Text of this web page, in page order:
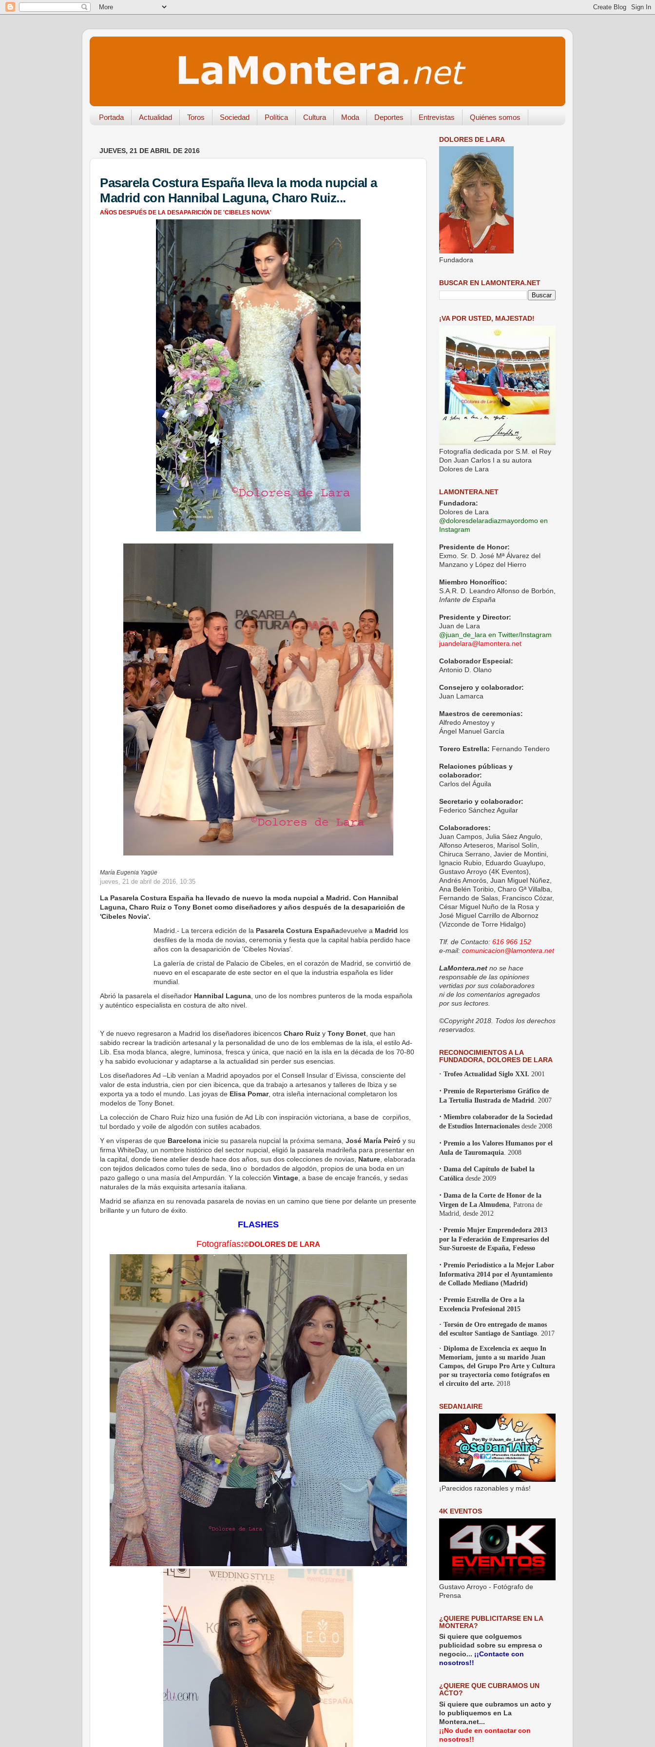
Portada Actualidad Toros Sociedad Política Cultura Moda Deportes Entrevistas Quiénes somos
JUEVES, 21 DE ABRIL DE 2016
Pasarela Costura España lleva la moda nupcial a
Madrid con Hannibal Laguna, Charo Ruiz...
AÑOS DESPUÉS DE LA DESAPARICIÓN DE 'CIBELES NOVIA'
María Eugenia Yagüe
jueves, 21 de abril de 2016, 10:35
La Pasarela Costura España ha llevado de nuevo la moda nupcial a Madrid. Con Hannibal
Laguna, Charo Ruiz o Tony Bonet como diseñadores y años después de la desaparición de
'Cibeles Novia'.
Madrid.- La tercera edición de la Pasarela Costura Españadevuelve a Madrid los
desfiles de la moda de novias, ceremonia y fiesta que la capital había perdido hace
años con la desaparición de 'Cibeles Novias'.
La galería de cristal de Palacio de Cibeles, en el corazón de Madrid, se convirtió de
nuevo en el escaparate de este sector en el que la industria española es líder
mundial.
Abrió la pasarela el diseñador Hannibal Laguna , uno de los nombres punteros de la moda española
y auténtico especialista en costura de alto nivel.
Y de nuevo regresaron a Madrid los diseñadores ibicencos Charo Ruiz y Tony Bonet , que han
sabido recrear la tradición artesanal y la personalidad de uno de los emblemas de la isla, el estilo Ad-
Lib. Esa moda blanca, alegre, luminosa, fresca y única, que nació en la isla en la década de los 70-80
y ha sabido evolucionar y adaptarse a la actualidad sin perder sus esencias.
Los diseñadores Ad –Lib venían a Madrid apoyados por el Consell Insular d´Eivissa, consciente del
valor de esta industria, cien por cien ibicenca, que da trabajo a artesanos y talleres de Ibiza y se
exporta ya a todo el mundo. Las joyas de Elisa Pomar, otra isleña internacional completaron los
modelos de Tony Bonet.
La colección de Charo Ruiz hizo una fusión de Ad Lib con inspiración victoriana, a base de corpiños,
tul bordado y voile de algodón con sutiles acabados.
Y en vísperas de que Barcelona inicie su pasarela nupcial la próxima semana, José María Peiró y su
firma WhiteDay, un nombre histórico del sector nupcial, eligió la pasarela madrileña para presentar en
la capital, donde tiene atelier desde hace dos años, sus dos colecciones de novias, Nature , elaborada
con tejidos delicados como tules de seda, lino o bordados de algodón, propios de una boda en un
pazo gallego o una masía del Ampurdán. Y la colección Vintage , a base de encaje francés, y sedas
naturales de la más exquisita artesanía italiana.
Madrid se afianza en su renovada pasarela de novias en un camino que tiene por delante un presente
brillante y un futuro de éxito.
FLASHES
Fotografías:©DOLORES DE LARA
DOLORES DE LARA
Fundadora
BUSCAR EN LAMONTERA.NET
¡VA POR USTED, MAJESTAD!
Fotografía dedicada por S.M. el Rey
Don Juan Carlos I a su autora
Dolores de Lara
LAMONTERA.NET
Fundadora:
Dolores de Lara
@doloresdelaradiazmayordomo en
Instagram
Presidente de Honor:
Exmo. Sr. D. José Mª Álvarez del
Manzano y López del Hierro
Miembro Honorífico:
S.A.R. D. Leandro Alfonso de Borbón,
Infante de España
Presidente y Director:
Juan de Lara
@juan_de_lara en Twitter/Instagram
juandelara@lamontera.net
Colaborador Especial:
Antonio D. Olano
Consejero y colaborador:
Juan Lamarca
Maestros de ceremonias:
Alfredo Amestoy y
Ángel Manuel García
Torero Estrella: Fernando Tendero
Relaciones públicas y
colaborador:
Carlos del Águila
Secretario y colaborador:
Federico Sánchez Aguilar
Colaboradores:
Juan Campos, Julia Sáez Angulo,
Alfonso Arteseros, Marisol Solín,
Chiruca Serrano, Javier de Montini,
Ignacio Rubio, Eduardo Guaylupo,
Gustavo Arroyo (4K Eventos),
Andrés Amorós, Juan Miguel Núñez,
Ana Belén Toribio, Charo Gª Villalba,
Fernando de Salas, Francisco Cózar,
César Miguel Nuño de la Rosa y
José Miguel Carrillo de Albornoz
(Vizconde de Torre Hidalgo)
Tlf. de Contacto: 616 966 152
e-mail: comunicacion@lamontera.net
LaMontera.net no se hace
responsable de las opiniones
vertidas por sus colaboradores
ni de los comentarios agregados
por sus lectores.
©Copyright 2018. Todos los derechos
reservados.
RECONOCIMIENTOS A LA
FUNDADORA, DOLORES DE LARA
· Trofeo Actualidad Siglo XXI. 2001
· Premio de Reporterismo Gráfico de
La Tertulia Ilustrada de Madrid . 2007
· Miembro colaborador de la Sociedad
de Estudios Internacionales desde 2008
· Premio a los Valores Humanos por el
Aula de Tauromaquia . 2008
· Dama del Capítulo de Isabel la
Católica desde 2009
· Dama de la Corte de Honor de la
Virgen de La Almudena , Patrona de
Madrid, desde 2012
· Premio Mujer Emprendedora 2013
por la Federación de Empresarios del
Sur-Suroeste de España, Fedesso
· Premio Periodístico a la Mejor Labor
Informativa 2014 por el Ayuntamiento
de Collado Mediano (Madrid)
· Premio Estrella de Oro a la
Excelencia Profesional 2015
· Torsón de Oro entregado de manos
del escultor Santiago de Santiago . 2017
· Diploma de Excelencia ex aequo In
Memoriam, junto a su marido Juan
Campos, del Grupo Pro Arte y Cultura
por su trayectoria como fotógrafos en
el circuito del arte. 2018
SEDAN1AIRE
¡Parecidos razonables y más!
4K EVENTOS
Gustavo Arroyo - Fotógrafo de
Prensa
¿QUIERE PUBLICITARSE EN LA
MONTERA?
Si quiere que colguemos
publicidad sobre su empresa o
negocio... ¡¡Contacte con
nosotros!!
¿QUIERE QUE CUBRAMOS UN
ACTO?
Si quiere que cubramos un acto y
lo publiquemos en La
Montera.net...
¡¡No dude en contactar con
nosotros!!